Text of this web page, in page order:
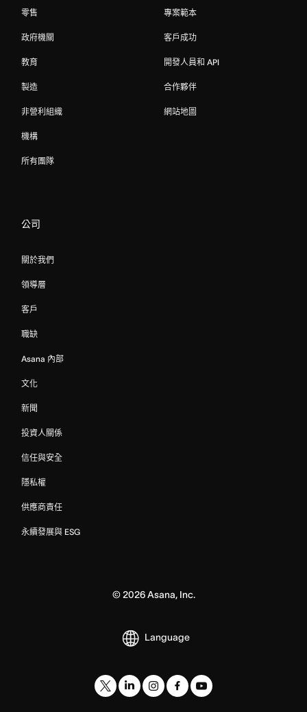
零售
政府機關
教育
製造
非營利組織
機構
所有團隊
專案範本
客戶成功
開發人員和 API
合作夥伴
網站地圖
公司
關於我們
領導層
客戶
職缺
Asana 內部
文化
新聞
投資人關係
信任與安全
隱私權
供應商責任
永續發展與 ESG
© 2026Asana, Inc.
Language